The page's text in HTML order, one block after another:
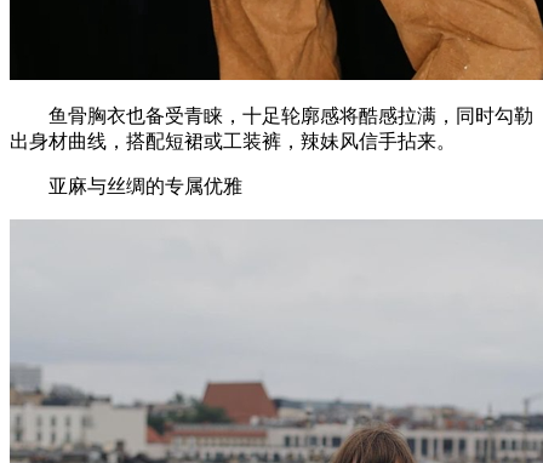
鱼骨胸衣也备受青睐，十足轮廓感将酷感拉满，同时勾勒
出身材曲线，搭配短裙或工装裤，辣妹风信手拈来。
亚麻与丝绸的专属优雅